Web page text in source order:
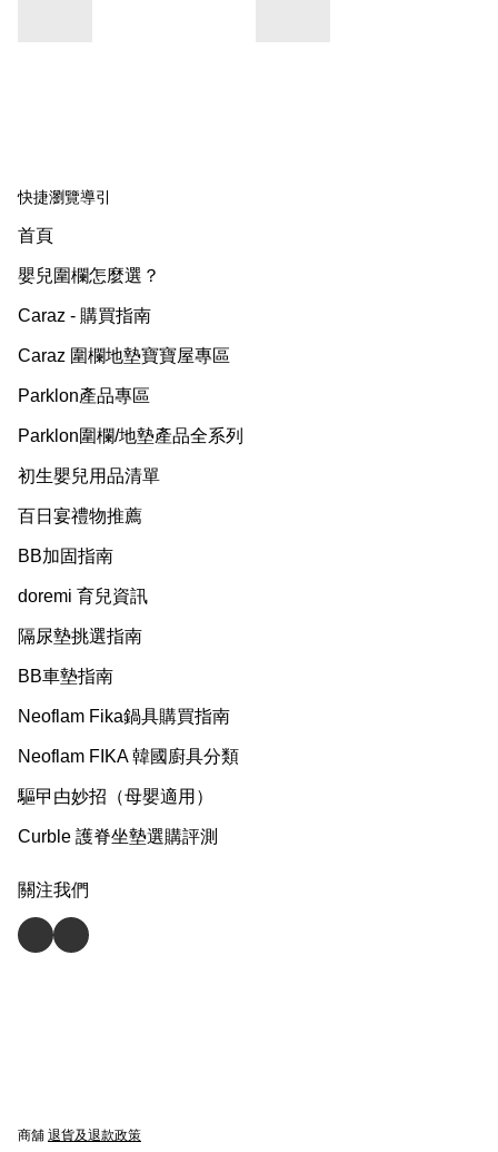
快捷瀏覽導引
首頁
嬰兒圍欄怎麼選？
Caraz - 購買指南
Caraz 圍欄地墊寶寶屋專區
Parklon產品專區
Parklon圍欄/地墊產品全系列
初生嬰兒用品清單
百日宴禮物推薦
BB加固指南
doremi 育兒資訊
隔尿墊挑選指南
BB車墊指南
Neoflam Fika鍋具購買指南
Neoflam FIKA 韓國廚具分類
驅曱甴妙招（母嬰適用）
Curble 護脊坐墊選購評測
關注我們
商舖 退貨及退款政策